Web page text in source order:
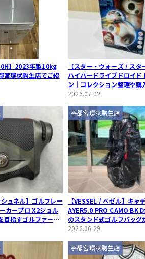
】2023年製10kg
宮環状駒生店でご紹
【スター・ウォーズ / スタ
ハイパードライブドロイド
ン｜コレクション整理や購
方へ宇都宮環状駒生店から
2026.07.02
ュネル】ゴルフレー
カープロ X2ジョル
目指すゴルファーに
入荷！
宇都宮環状駒生店
【VESSEL / ベゼル】キャ
AYER5.0 PRO CAMO BK
のスタンド式ゴルフバッグ
荷！
2026.06.29
宇都宮環状駒生店